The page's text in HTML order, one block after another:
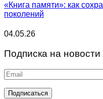
«Книга памяти»: как
поколений
04.05.26
Подписка на новости